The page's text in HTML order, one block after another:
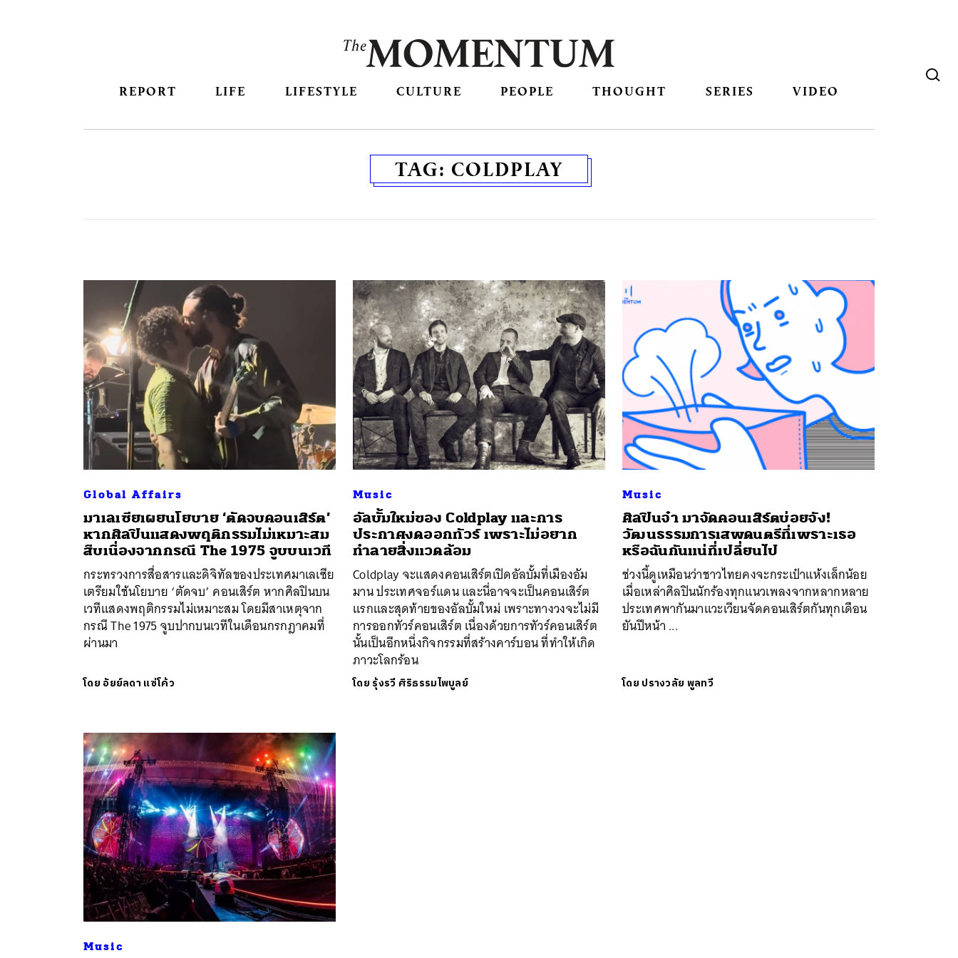
REPORT LIFE LIFESTYLE CULTURE PEOPLE THOUGHT SERIES VIDEO
TAG: COLDPLAY
Global Affairs
มาเลเซียเผยนโยบาย ‘ตัดจบคอนเสิร์ต’
หากศิลปินแสดงพฤติกรรมไม่เหมาะสม
สืบเนื่องจากกรณี The 1975 จูบบนเวที
กระทรวงการสื่อสารและดิจิทัลของประเทศมาเลเซีย
เตรียมใช้นโยบาย ‘ตัดจบ’ คอนเสิร์ต หากศิลปินบน
เวทีแสดงพฤติกรรมไม่เหมาะสม โดยมีสาเหตุจาก
กรณี The 1975 จูบปากบนเวทีในเดือนกรกฎาคมที่
ผ่านมา
โดย อัยย์ลดา แซ่โค้ว
Music
อัลบั้มใหม่ของ Coldplay และการ
ประกาศงดออกทัวร์ เพราะไม่อยาก
ทำลายสิ่งแวดล้อม
Coldplay จะแสดงคอนเสิร์ตเปิดอัลบั้มที่เมืองอัม
มาน ประเทศจอร์แดน และนี่อาจจะเป็นคอนเสิร์ต
แรกและสุดท้ายของอัลบั้มใหม่ เพราะทางวงจะไม่มี
การออกทัวร์คอนเสิร์ต เนื่องด้วยการทัวร์คอนเสิร์ต
นั้นเป็นอีกหนึ่งกิจกรรมที่สร้างคาร์บอน ที่ทำให้เกิด
ภาวะโลกร้อน
โดย รุ้งรวี ศิริธรรมไพบูลย์
Music
​ศิลปินจ๋า มาจัดคอนเสิร์ตบ่อยจัง!
วัฒนธรรมการเสพดนตรีที่เพราะเธอ
หรือฉันกันแน่ที่เปลี่ยนไป
ช่วงนี้ดูเหมือนว่าชาวไทยคงจะกระเป๋าแห้งเล็กน้อย
เมื่อเหล่าศิลปินนักร้องทุกแนวเพลงจากหลากหลาย
ประเทศพากันมาแวะเวียนจัดคอนเสิร์ตกันทุกเดือน
ยันปีหน้า ...
โดย ปรางวลัย พูลทวี
Music
ค้นหา